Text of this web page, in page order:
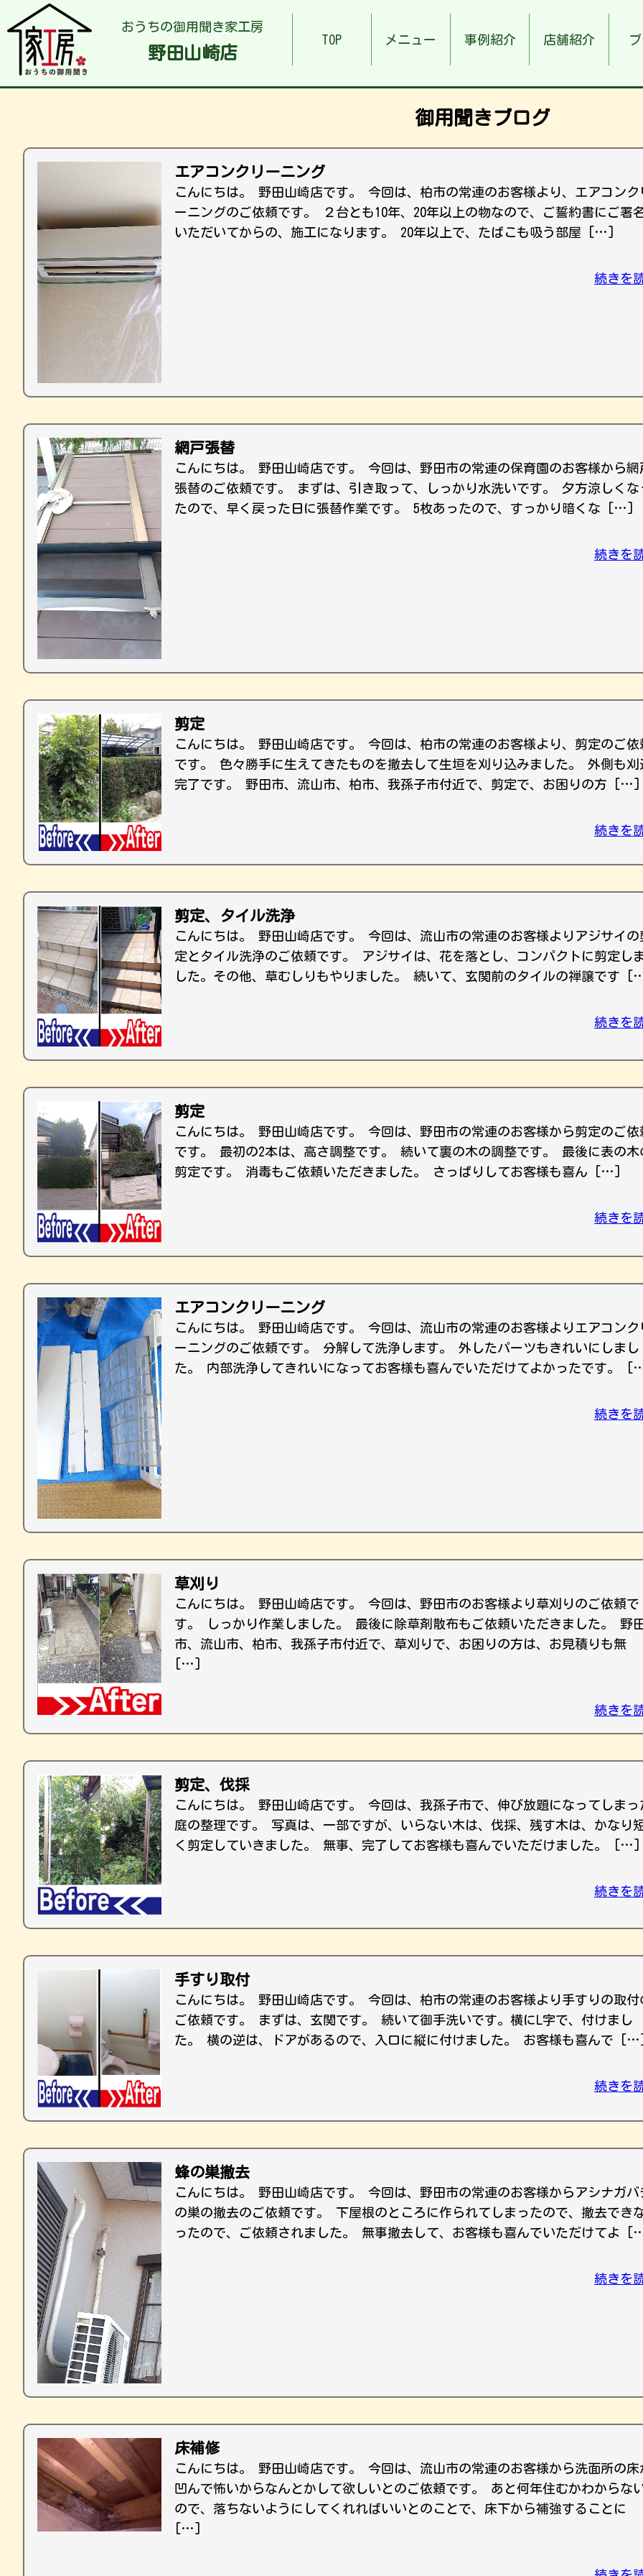
おうちの御用聞き家工房
野田山崎店
TOP メニュー 事例紹介 店舗紹介
御用聞きブログ
エアコンクリーニング
こんにちは。 野田山崎店です。 今回は、柏市の常連のお客様より、エアコンク
ーニングのご依頼です。 ２台とも10年、20年以上の物なので、ご誓約書にご署
いただいてからの、施工になります。 20年以上で、たばこも吸う部屋 […]
続きを
網戸張替
こんにちは。 野田山崎店です。 今回は、野田市の常連の保育園のお客様から網
張替のご依頼です。 まずは、引き取って、しっかり水洗いです。 夕方涼しくな
たので、早く戻った日に張替作業です。 5枚あったので、すっかり暗くな […]
続きを
剪定
こんにちは。 野田山崎店です。 今回は、柏市の常連のお客様より、剪定のご依
です。 色々勝手に生えてきたものを撤去して生垣を刈り込みました。 外側も刈
完了です。 野田市、流山市、柏市、我孫子市付近で、剪定で、お困りの方 […]
続きを
剪定、タイル洗浄
こんにちは。 野田山崎店です。 今回は、流山市の常連のお客様よりアジサイの
定とタイル洗浄のご依頼です。 アジサイは、花を落とし、コンパクトに剪定し
した。その他、草むしりもやりました。 続いて、玄関前のタイルの禅譲です
続きを
剪定
こんにちは。 野田山崎店です。 今回は、野田市の常連のお客様から剪定のご依
です。 最初の2本は、高さ調整です。 続いて裏の木の調整です。 最後に表の木
剪定です。 消毒もご依頼いただきました。 さっぱりしてお客様も喜ん […]
続きを
エアコンクリーニング
こんにちは。 野田山崎店です。 今回は、流山市の常連のお客様よりエアコンク
ーニングのご依頼です。 分解して洗浄します。 外したパーツもきれいにしまし
た。 内部洗浄してきれいになってお客様も喜んでいただけてよかったです。
続きを
草刈り
こんにちは。 野田山崎店です。 今回は、野田市のお客様より草刈りのご依頼で
す。 しっかり作業しました。 最後に除草剤散布もご依頼いただきました。 野
市、流山市、柏市、我孫子市付近で、草刈りで、お困りの方は、お見積りも無
[…]
続きを
剪定、伐採
こんにちは。 野田山崎店です。 今回は、我孫子市で、伸び放題になってしまっ
庭の整理です。 写真は、一部ですが、いらない木は、伐採、残す木は、かなり
く剪定していきました。 無事、完了してお客様も喜んでいただけました。 […]
続きを
手すり取付
こんにちは。 野田山崎店です。 今回は、柏市の常連のお客様より手すりの取付
ご依頼です。 まずは、玄関です。 続いて御手洗いです。横にL字で、付けまし
た。 横の逆は、ドアがあるので、入口に縦に付けました。 お客様も喜んで […]
続きを
蜂の巣撤去
こんにちは。 野田山崎店です。 今回は、野田市の常連のお客様からアシナガバ
の巣の撤去のご依頼です。 下屋根のところに作られてしまったので、撤去でき
ったので、ご依頼されました。 無事撤去して、お客様も喜んでいただけてよ
続きを
床補修
こんにちは。 野田山崎店です。 今回は、流山市の常連のお客様から洗面所の床
凹んで怖いからなんとかして欲しいとのご依頼です。 あと何年住むかわからな
ので、落ちないようにしてくれればいいとのことで、床下から補強することに
[…]